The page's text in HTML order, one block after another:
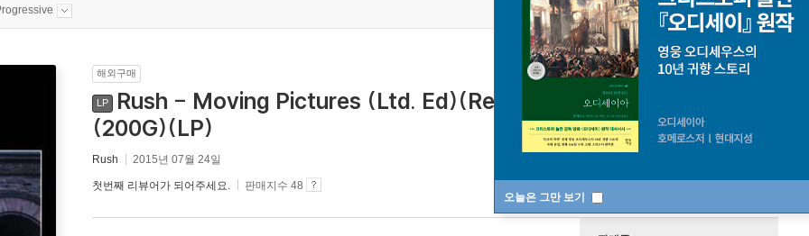
오늘은 그만 보기
해외구매
LP
Rush - Moving Pictures (Ltd. Ed)(Remastered)(Super Analog)
(200G)(LP)
Rush 2015년 07월 24일
첫번째 리뷰어가 되어주세요. 판매지수 48